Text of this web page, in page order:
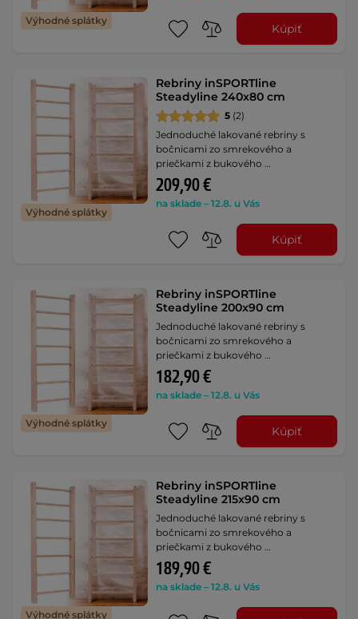
Výhodné splátky
Kúpiť
Výhodné splátky
Rebriny inSPORTline
Steadyline 240x80 cm
5 (2)
Jednoduché lakované rebriny s
bočnicami zo smrekového a
priečkami z bukového …
209,90 €
na sklade – 12.8. u Vás
Kúpiť
Výhodné splátky
Rebriny inSPORTline
Steadyline 200x90 cm
Jednoduché lakované rebriny s
bočnicami zo smrekového a
priečkami z bukového …
182,90 €
na sklade – 12.8. u Vás
Kúpiť
Výhodné splátky
Rebriny inSPORTline
Steadyline 215x90 cm
Jednoduché lakované rebriny s
bočnicami zo smrekového a
priečkami z bukového …
189,90 €
na sklade – 12.8. u Vás